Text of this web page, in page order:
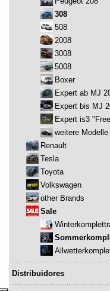
308
508
2008
3008
5008
Boxer
Expert ab MJ
Expert bis MJ
Expert is3
weitere Modelle
Renault
Tesla
Toyota
Volkswagen
other Brands
Sale
Distribuidores